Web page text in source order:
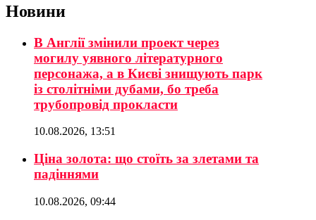
Новини
В Англії змінили проект через
могилу уявного літературного
персонажа, а в Києві знищують парк
із столітніми дубами, бо треба
трубопровід прокласти
10.08.2026, 13:51
Ціна золота: що стоїть за злетами та
падіннями
10.08.2026, 09:44